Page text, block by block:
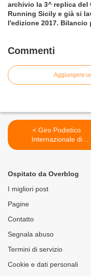
archivio la 3^ replica del
Running Sicily e già si
l'edizione 2017. Bilancio
Commenti
Aggiungere
< Giro Podistico
Internazionale di
Castelbuono 2013
Lalli conferma la sua
presenza
Ospitato da Overblog
I migliori post
Pagine
Contatto
Segnala abuso
Termini di servizio
Cookie e dati personali